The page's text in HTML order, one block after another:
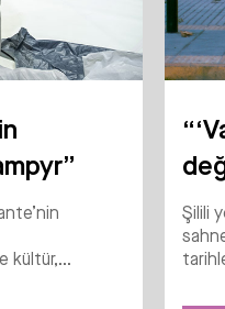
kültür,...
Şilili